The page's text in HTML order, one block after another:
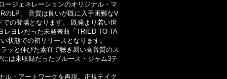
ージェネレーションのオリジナル・マ
のLP、 音質は良いが既に入手困難なV
の登場となります。 既発より若い世
レヨレだった未発表曲「TRIED TO TA
状態での初リリースとなります。
ッと伸びた素直で聴き易い高音質のス
は未収録だったブルース・ジャム3テ
ル・アートワークを再現。正規テイク